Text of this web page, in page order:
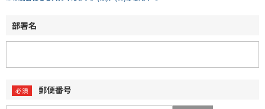
部署名
郵便番号